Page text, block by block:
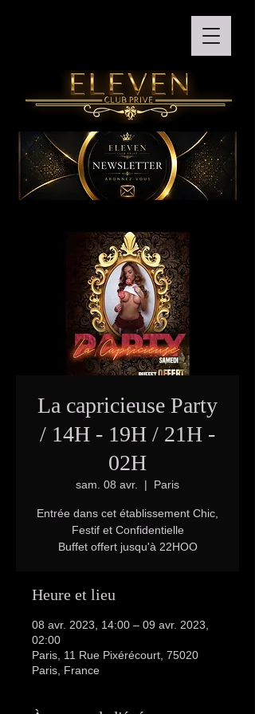
La capricieuse Party
/ 14H - 19H / 21H -
02H
sam. 08 avr.
  |
Paris
Entrée dans cet établissement Chic,
Festif et Confidentielle
Buffet offert jusqu'à 22HOO
Heure et lieu
08 avr. 2023, 14:00 – 09 avr. 2023,
02:00
Paris, 11 Rue Pixérécourt, 75020
Paris, France